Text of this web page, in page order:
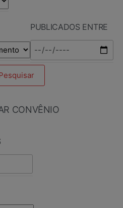
PUBLICADOS ENTRE
CONVÊNIO